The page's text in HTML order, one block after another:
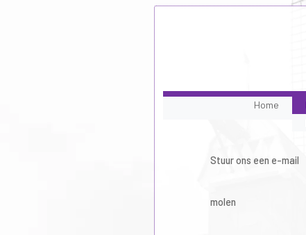
Home
Stuur ons een e-mail
molen